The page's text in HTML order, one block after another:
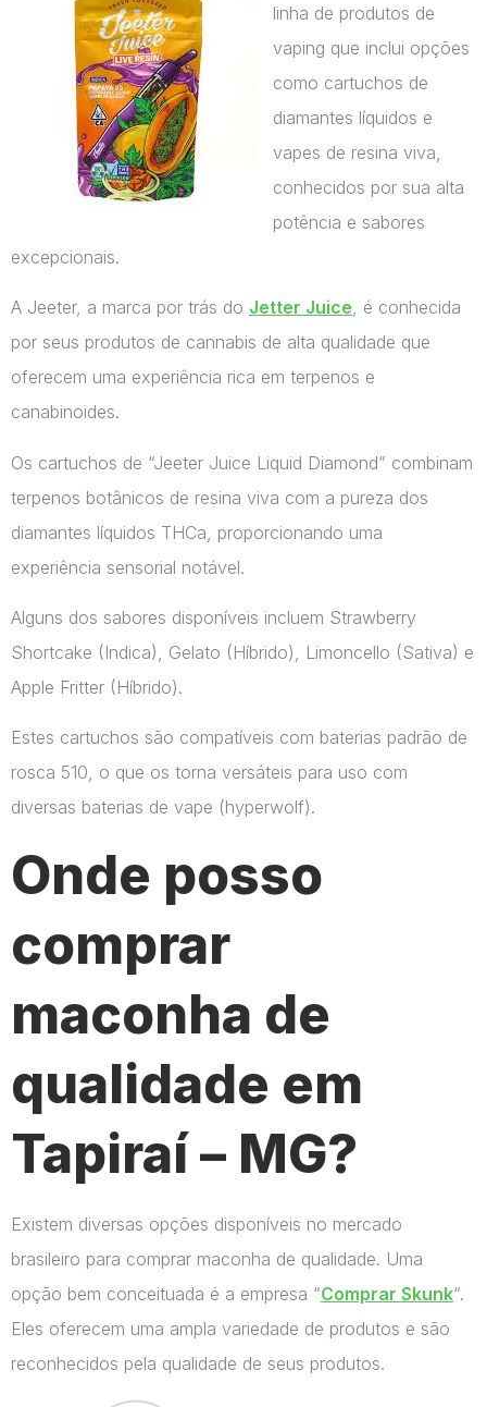
linha de produtos de
vaping que inclui opções
como cartuchos de
diamantes líquidos e
vapes de resina viva,
conhecidos por sua alta
potência e sabores
excepcionais.
A Jeeter, a marca por trás do Jetter Juice, é conhecida
por seus produtos de cannabis de alta qualidade que
oferecem uma experiência rica em terpenos e
canabinoides.
Os cartuchos de “Jeeter Juice Liquid Diamond” combinam
terpenos botânicos de resina viva com a pureza dos
diamantes líquidos THCa, proporcionando uma
experiência sensorial notável.
Alguns dos sabores disponíveis incluem Strawberry
Shortcake (Indica), Gelato (Híbrido), Limoncello (Sativa) e
Apple Fritter (Híbrido).
Estes cartuchos são compatíveis com baterias padrão de
rosca 510, o que os torna versáteis para uso com
diversas baterias de vape​ (hyperwolf)​.
Onde posso
comprar
maconha de
qualidade em
Tapiraí – MG?
Existem diversas opções disponíveis no mercado
brasileiro para comprar maconha de qualidade. Uma
opção bem conceituada é a empresa “Comprar Skunk“.
Eles oferecem uma ampla variedade de produtos e são
reconhecidos pela qualidade de seus produtos.